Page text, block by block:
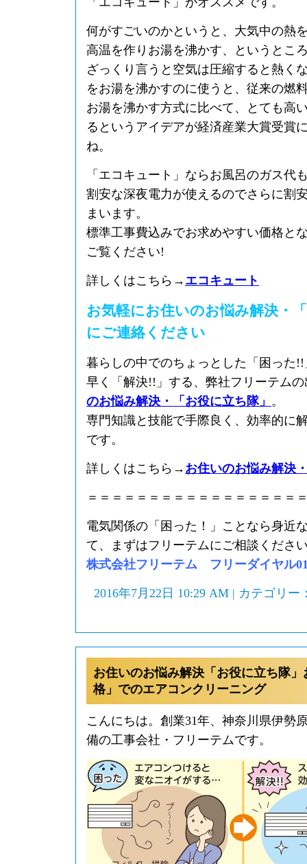
何がすごいのかというと、大気中の熱
高温を作りお湯を沸かす、というとこ
ざっくり言うと空気は圧縮すると熱く
をお湯を沸かすのに使うと、従来の燃
お湯を沸かす方式に比べて、とても高
るというアイデアが経済産業大賞受賞
ね。
「エコキュート」ならお風呂のガス代
割安な深夜電力が使えるのでさらに割
まいます。
標準工事費込みでお求めやすい価格と
ご覧ください!
詳しくはこちら→ エコキュート
お気軽にお住いのお悩み解決・
にご連絡ください
暮らしの中でのちょっとした「困った
早く「解決!!」する、弊社フリーテム
のお悩み解決・「お役に立ち隊」 。
専門知識と技能で手際良く、効率的に
です。
詳しくはこちら→ お住いのお悩み解決
＝＝＝＝＝＝＝＝＝＝＝＝＝＝＝＝＝
電気関係の「困った！」ことなら身近
て、まずはフリーテムにご相談くださ
株式会社フリーテム フリーダイヤル
2016年7月22日 10:29 AM | カテゴリー
お住いのお悩み解決「お役に立ち隊
格」でのエアコンクリーニング
こんにちは。創業31年、神奈川県伊勢
備の工事会社・フリーテムです。